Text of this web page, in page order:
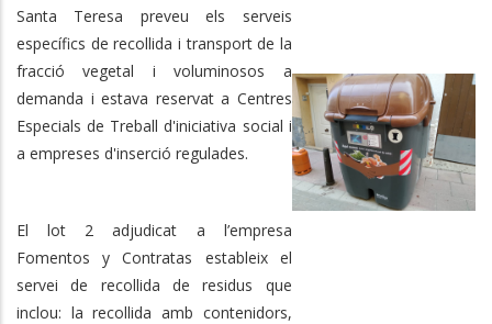
Santa Teresa preveu els serveis
específics de recollida i transport de la
fracció vegetal i voluminosos a
demanda i estava reservat a Centres
Especials de Treball d'iniciativa social i
a empreses d'inserció regulades.
El lot 2 adjudicat a l’empresa
Fomentos y Contratas estableix el
servei de recollida de residus que
inclou: la recollida amb contenidors,